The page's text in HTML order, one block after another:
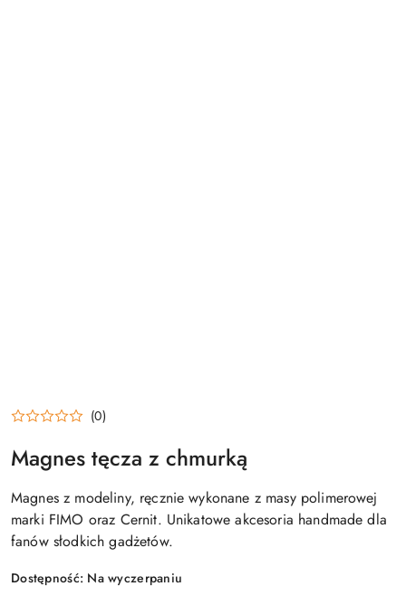
(0)
Magnes tęcza z chmurką
Magnes z modeliny, ręcznie wykonane z masy polimerowej
marki FIMO oraz Cernit. Unikatowe akcesoria handmade dla
fanów słodkich gadżetów.
Dostępność: Na wyczerpaniu